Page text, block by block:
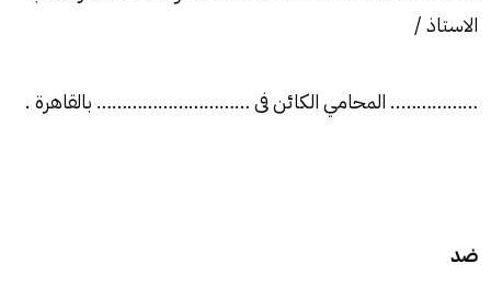
الاستاذ /
…………….. المحامي الكائن فى ………………………… بالقاهرة .
ضد